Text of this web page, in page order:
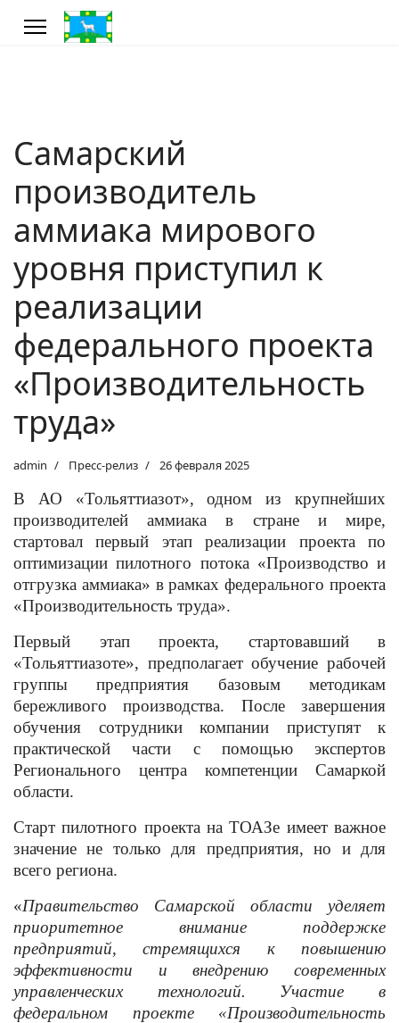
Самарский
производитель
аммиака мирового
уровня приступил к
реализации
федерального проекта
«Производительность
труда»
admin Пресс-релиз 26 февраля 2025
В АО «Тольяттиазот», одном из крупнейших
производителей аммиака в стране и мире,
стартовал первый этап реализации проекта по
оптимизации пилотного потока «Производство и
отгрузка аммиака» в рамках федерального проекта
«Производительность труда».
Первый этап проекта, стартовавший в
«Тольяттиазоте», предполагает обучение рабочей
группы предприятия базовым методикам
бережливого производства. После завершения
обучения сотрудники компании приступят к
практической части с помощью экспертов
Регионального центра компетенции Самаркой
области.
Старт пилотного проекта на ТОАЗе имеет важное
значение не только для предприятия, но и для
всего региона.
«Правительство Самарской области уделяет
приоритетное внимание поддержке
предприятий, стремящихся к повышению
эффективности и внедрению современных
управленческих технологий. Участие в
федеральном проекте «Производительность